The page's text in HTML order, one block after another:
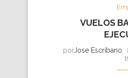
VUELOS
porJose Escribano